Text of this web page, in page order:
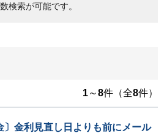
検索が可能です。
1～8件（全8件）
〕金利見直し日よりも前にメール